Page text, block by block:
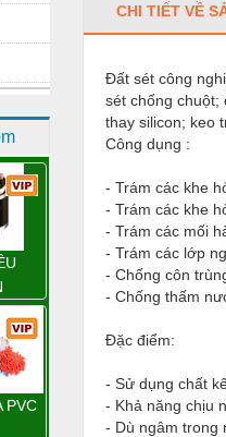
PVC
CHI TIẾT VỀ
Đất sét công
sét chống chuột;
thay silicon; keo
Công dụng :
- Trám các khe
- Trám các khe
- Trám các mối
- Trám các lớp
- Chống côn
- Chống thấm
Đặc điểm:
- Sử dụng chất
- Khả năng chịu
- Dù ngâm trong